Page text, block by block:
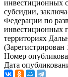
инвестиционных
субсидии,
Федерации по
инвестиционных
территориях
Номер
Дата